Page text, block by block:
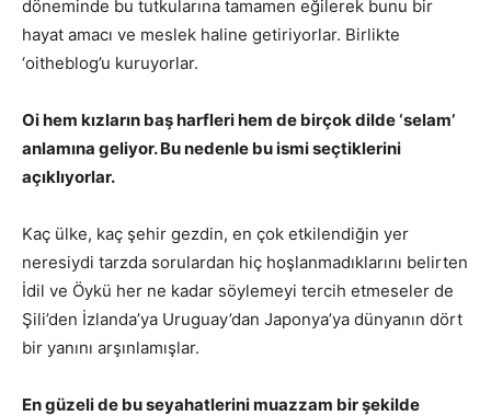
döneminde bu tutkularına tamamen eğilerek bunu bir
hayat amacı ve meslek haline getiriyorlar. Birlikte
‘oitheblog’u kuruyorlar.
Oi hem kızların baş harfleri hem de birçok dilde ‘selam’
anlamına geliyor. Bu nedenle bu ismi seçtiklerini
açıklıyorlar.
Kaç ülke, kaç şehir gezdin, en çok etkilendiğin yer
neresiydi tarzda sorulardan hiç hoşlanmadıklarını belirten
İdil ve Öykü her ne kadar söylemeyi tercih etmeseler de
Şili’den İzlanda’ya Uruguay’dan Japonya’ya dünyanın dört
bir yanını arşınlamışlar.
En güzeli de bu seyahatlerini muazzam bir şekilde